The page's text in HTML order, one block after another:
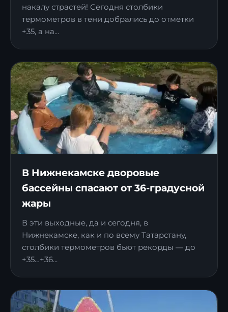
накалу страстей! Сегодня столбики
термометров в тени добрались до отметки
+35, а на...
В Нижнекамске дворовые
бассейны спасают от 36-градусной
жары
В эти выходные, да и сегодня, в
Нижнекамске, как и по всему Татарстану,
столбики термометров бьют рекорды — до
+35…+36...